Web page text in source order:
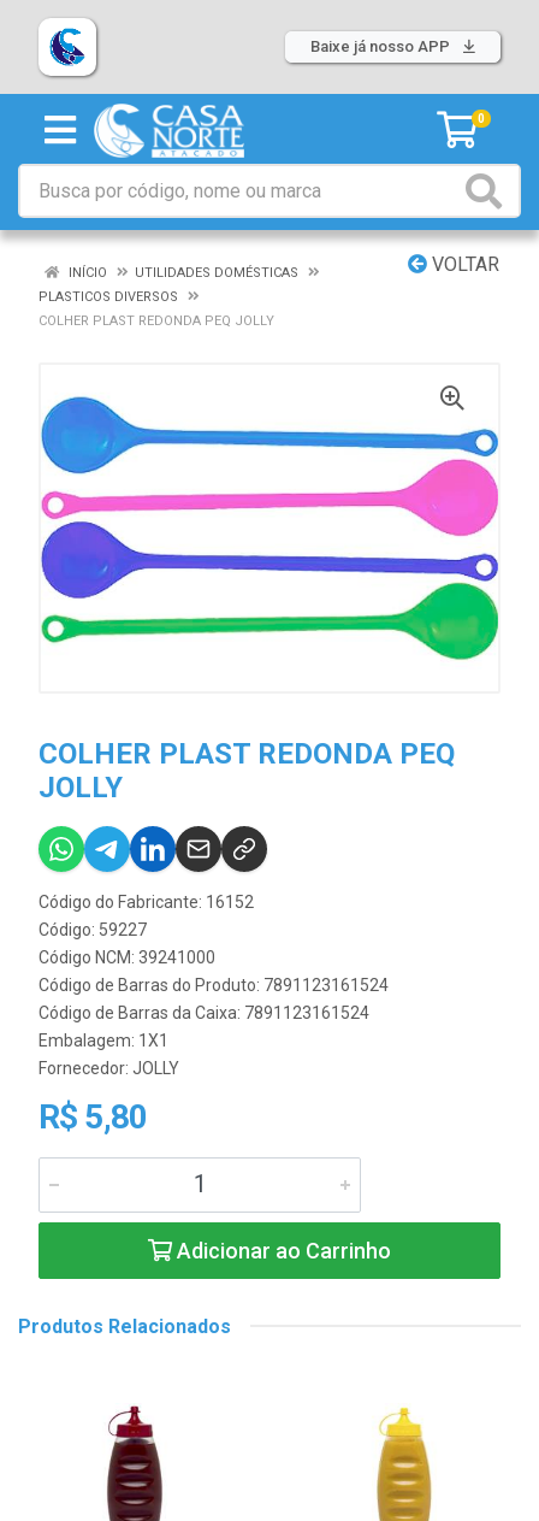
Baixe já nosso APP
0
VOLTAR
INÍCIO
UTILIDADES DOMÉSTICAS
PLASTICOS DIVERSOS
COLHER PLAST REDONDA PEQ JOLLY
COLHER PLAST REDONDA PEQ
JOLLY
Código do Fabricante: 16152
Código: 59227
Código NCM: 39241000
Código de Barras do Produto: 7891123161524
Código de Barras da Caixa: 7891123161524
Embalagem: 1X1
Fornecedor: JOLLY
R$ 5,80
Adicionar ao Carrinho
Produtos Relacionados